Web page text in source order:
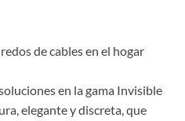
en la gama Invisible
elegante y discreta, que